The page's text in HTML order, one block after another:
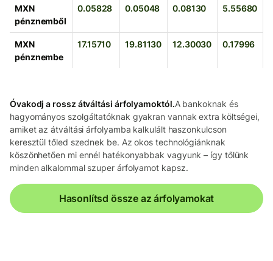
MXN
pénznemből
0.05828 0.05048 0.08130 5.55680
MXN
pénznembe
17.15710 19.81130 12.30030 0.17996
Óvakodj a rossz átváltási árfolyamoktól.A bankoknak és
hagyományos szolgáltatóknak gyakran vannak extra költségei,
amiket az átváltási árfolyamba kalkulált haszonkulcson
keresztül tőled szednek be. Az okos technológiánknak
köszönhetően mi ennél hatékonyabbak vagyunk – így tőlünk
minden alkalommal szuper árfolyamot kapsz.
Hasonlítsd össze az árfolyamokat